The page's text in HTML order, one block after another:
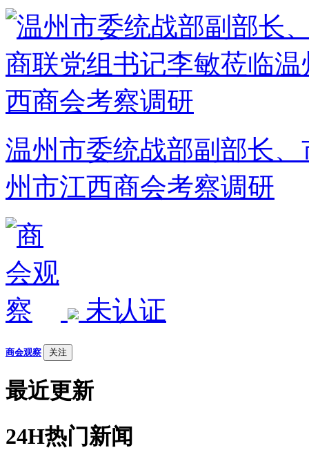
温州市委统战部副部长
州市江西商会考察调研
未认证
商会观察 关注
最近更新
24H热门新闻